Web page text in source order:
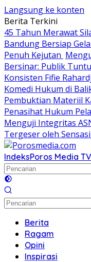
Langsung ke konten
Berita Terkini
45 Tahun Merawat
Bandung Bersiap
Penuh Kejutan
Bersinar: Publik
Konsisten Fifie
Komedi Hukum di
Pembuktian Materiil
Penasihat Hukum
Menguji Integritas
Tergeser oleh
IndeksPoros Media TV
Berita
Ragam
Opini
Inspirasi